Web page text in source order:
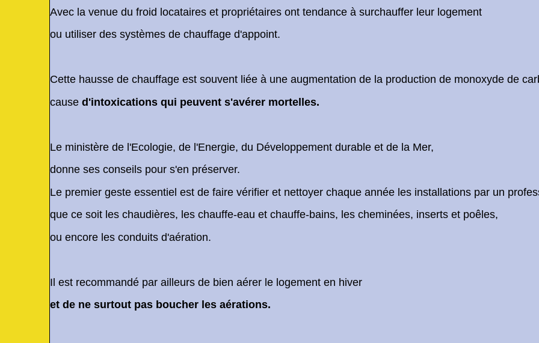
Avec la venue du froid locataires et propriétaires ont tendance à surchauffer leur logement
ou utiliser des systèmes de chauffage d'appoint.
Cette hausse de chauffage est souvent liée à une augmentation de la production de monoxyde de
cause d'intoxications qui peuvent s'avérer mortelles.
Le ministère de l'Ecologie, de l'Energie, du Développement durable et de la Mer,
donne ses conseils pour s'en préserver.
Le premier geste essentiel est de faire vérifier et nettoyer chaque année les installations par un
que ce soit les chaudières, les chauffe-eau et chauffe-bains, les cheminées, inserts et poêles,
ou encore les conduits d'aération.
Il est recommandé par ailleurs de bien aérer le logement en hiver
et de ne surtout pas boucher les aérations.